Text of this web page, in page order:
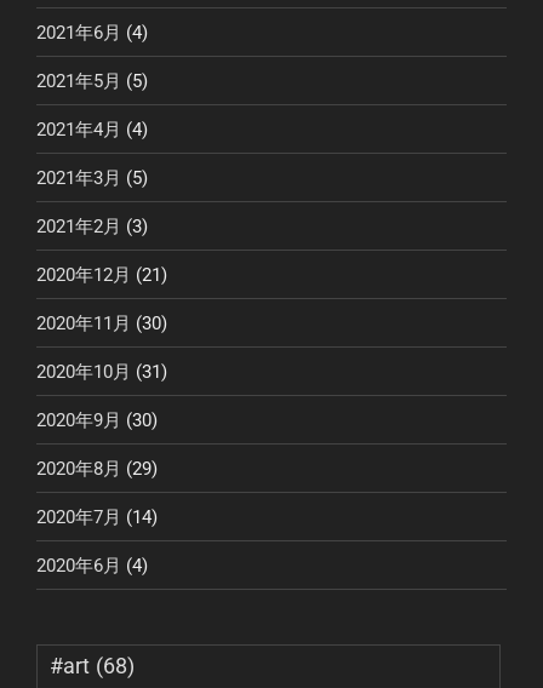
2021年6月 (4)
2021年5月 (5)
2021年4月 (4)
2021年3月 (5)
2021年2月 (3)
2020年12月 (21)
2020年11月 (30)
2020年10月 (31)
2020年9月 (30)
2020年8月 (29)
2020年7月 (14)
2020年6月 (4)
#art (68)